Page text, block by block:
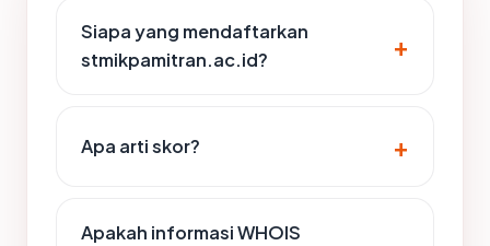
Siapa yang mendaftarkan
stmikpamitran.ac.id?
Apa arti skor?
Apakah informasi WHOIS